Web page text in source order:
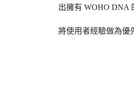
出擁有 WOHO DNA
將使用者經驗做為優